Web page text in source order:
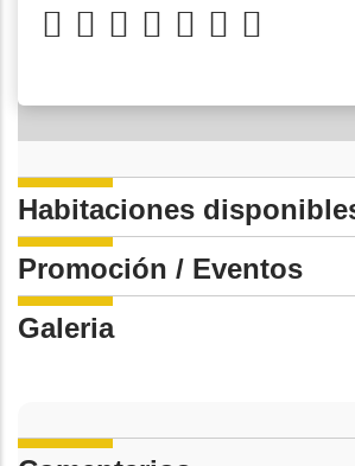
Habitaciones
Promoción / Eventos
Galeria